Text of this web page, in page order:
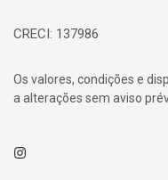
CRECI: 137986
Os valores, condições e
a alterações sem aviso
Instagram